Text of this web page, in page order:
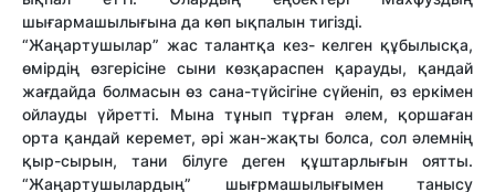
шығармашылығына да көп ықпалын тигізді.
“Жаңартушылар” жас талантқа кез- келген құбылысқа,
өмірдің өзгерісіне сыни көзқараспен қарауды, қандай
жағдайда болмасын өз сана-түйсігіне сүйеніп, өз еркімен
ойлауды үйретті. Мына тұнып тұрған әлем, қоршаған
орта қандай керемет, әрі жан-жақты болса, сол әлемнің
қыр-сырын, тани білуге деген құштарлығын оятты.
“Жаңартушылардың” шығрмашылығымен танысу